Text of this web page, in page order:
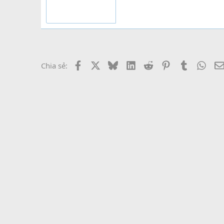
Chia sẻ: Facebook BlueskyLinkedIn
Reddit PinterestTumblr